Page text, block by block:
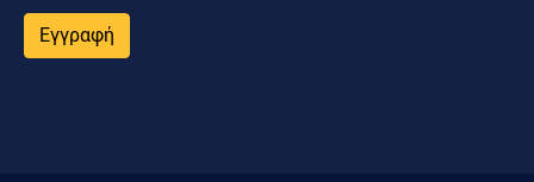
Εγγραφή